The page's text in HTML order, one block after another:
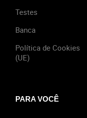
Testes
Banca
Política de Cookies
(UE)
PARA VOCÊ